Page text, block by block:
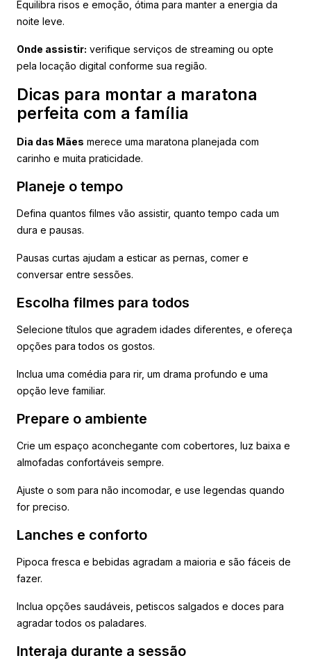
Equilibra risos e emoção, ótima para manter a energia da
noite leve.
Onde assistir: verifique serviços de streaming ou opte
pela locação digital conforme sua região.
Dicas para montar a maratona
perfeita com a família
Dia das Mães merece uma maratona planejada com
carinho e muita praticidade.
Planeje o tempo
Defina quantos filmes vão assistir, quanto tempo cada um
dura e pausas.
Pausas curtas ajudam a esticar as pernas, comer e
conversar entre sessões.
Escolha filmes para todos
Selecione títulos que agradem idades diferentes, e ofereça
opções para todos os gostos.
Inclua uma comédia para rir, um drama profundo e uma
opção leve familiar.
Prepare o ambiente
Crie um espaço aconchegante com cobertores, luz baixa e
almofadas confortáveis sempre.
Ajuste o som para não incomodar, e use legendas quando
for preciso.
Lanches e conforto
Pipoca fresca e bebidas agradam a maioria e são fáceis de
fazer.
Inclua opções saudáveis, petiscos salgados e doces para
agradar todos os paladares.
Interaja durante a sessão